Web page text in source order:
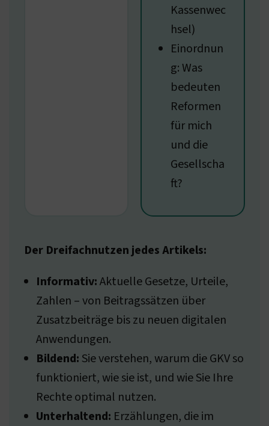
Kassenwec
hsel)
Einordnun
g: Was
bedeuten
Reformen
für mich
und die
Gesellscha
ft?
Der Dreifachnutzen jedes Artikels:
Informativ:Aktuelle Gesetze, Urteile,
Zahlen – von Beitragssätzen über
Zusatzbeiträge bis zu neuen digitalen
Anwendungen.
Bildend: Sie verstehen, warum die GKV so
funktioniert, wie sie ist, und wie Sie Ihre
Rechte optimal nutzen.
Unterhaltend: Erzählungen, die im